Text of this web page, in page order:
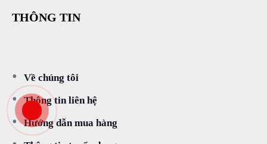
THÔNG TIN
Về chúng tôi
Thông tin liên hệ
Hướng dẫn mua hàng